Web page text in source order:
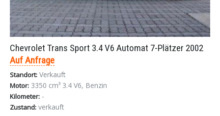
Chevrolet Trans Sport 3.4 V6 Automat 7-Plätzer 2002
Auf Anfrage
Standort: Verkauft
Motor: 3350 cm³ 3.4 V6, Benzin
Kilometer: -
Zustand: verkauft